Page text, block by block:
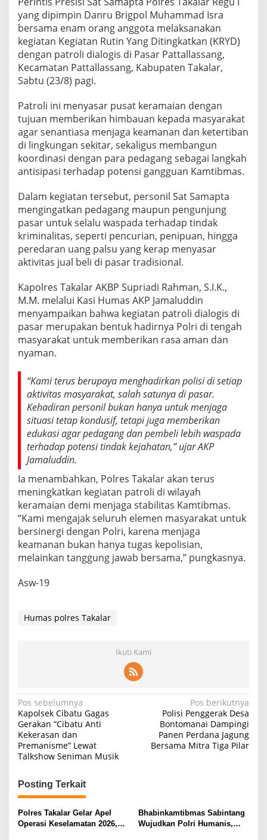
yang dipimpin Danru Brigpol Muhammad Isra
bersama enam orang anggota melaksanakan
kegiatan Kegiatan Rutin Yang Ditingkatkan (KRYD)
dengan patroli dialogis di Pasar Pattallassang,
Kecamatan Pattallassang, Kabupaten Takalar,
Sabtu (23/8) pagi.
Patroli ini menyasar pusat keramaian dengan
tujuan memberikan himbauan kepada masyarakat
agar senantiasa menjaga keamanan dan ketertiban
di lingkungan sekitar, sekaligus membangun
koordinasi dengan para pedagang sebagai langkah
antisipasi terhadap potensi gangguan Kamtibmas.
Dalam kegiatan tersebut, personil Sat Samapta
mengingatkan pedagang maupun pengunjung
pasar untuk selalu waspada terhadap tindak
kriminalitas, seperti pencurian, penipuan, hingga
peredaran uang palsu yang kerap menyasar
aktivitas jual beli di pasar tradisional.
Kapolres Takalar AKBP Supriadi Rahman, S.I.K.,
M.M. melalui Kasi Humas AKP Jamaluddin
menyampaikan bahwa kegiatan patroli dialogis di
pasar merupakan bentuk hadirnya Polri di tengah
masyarakat untuk memberikan rasa aman dan
nyaman.
“Kami terus berupaya menghadirkan polisi di setiap
aktivitas masyarakat, salah satunya di pasar.
Kehadiran personil bukan hanya untuk menjaga
situasi tetap kondusif, tetapi juga memberikan
edukasi agar pedagang dan pembeli lebih waspada
terhadap potensi tindak kejahatan,” ujar AKP
Jamaluddin.
Ia menambahkan, Polres Takalar akan terus
meningkatkan kegiatan patroli di wilayah
keramaian demi menjaga stabilitas Kamtibmas.
“Kami mengajak seluruh elemen masyarakat untuk
bersinergi dengan Polri, karena menjaga
keamanan bukan hanya tugas kepolisian,
melainkan tanggung jawab bersama,” pungkasnya.
Asw-19
Humas polres Takalar
Ikuti Kami
Navigasi
pos
Pos sebelumnya
Kapolsek Cibatu Gagas
Gerakan “Cibatu Anti
Kekerasan dan
Premanisme” Lewat
Talkshow Seniman Musik
Pos berikutnya
Polisi Penggerak Desa
Bontomanai Dampingi
Panen Perdana Jagung
Bersama Mitra Tiga Pilar
Posting Terkait
Polres Takalar Gelar Apel
Operasi Keselamatan 2026,
Bhabinkamtibmas Sabintang
Wujudkan Polri Humanis,